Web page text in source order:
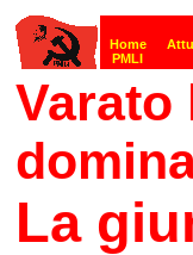
Varato
La